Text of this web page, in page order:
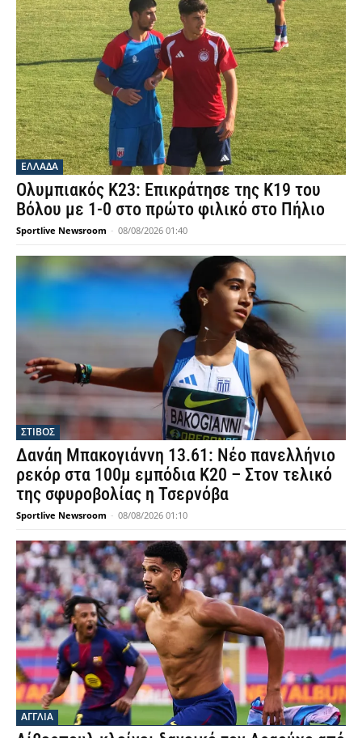
ΕΛΛΑΔΑ
Ολυμπιακός Κ23: Επικράτησε της Κ19 του
Βόλου με 1-0 στο πρώτο φιλικό στο Πήλιο
Sportlive Newsroom - 08/08/2026 01:40
ΣΤΙΒΟΣ
Δανάη Μπακογιάννη 13.61: Νέο πανελλήνιο
ρεκόρ στα 100μ εμπόδια Κ20 – Στον τελικό
της σφυροβολίας η Τσερνόβα
Sportlive Newsroom - 08/08/2026 01:10
ΑΓΓΛΙΑ